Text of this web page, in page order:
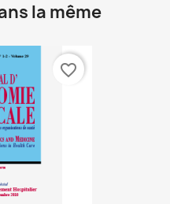
la même
favorite_border